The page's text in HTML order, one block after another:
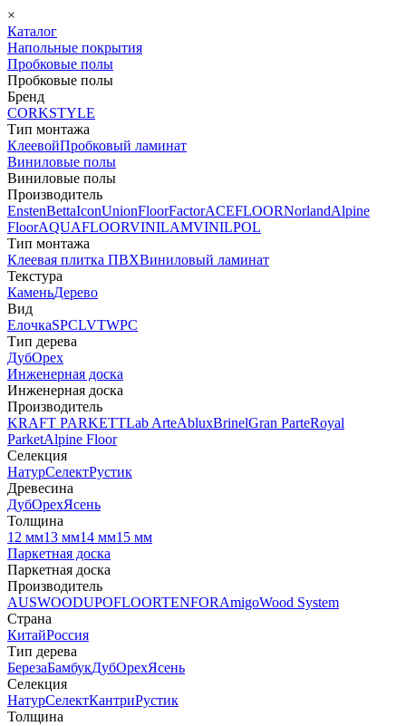
×
Каталог
Напольные покрытия
Пробковые полы
Пробковые полы
Бренд
CORKSTYLE
Тип монтажа
КлеевойПробковый ламинат
Виниловые полы
Виниловые полы
Производитель
EnstenBettaIconUnionFloorFactorACEFLOORNorlandAlpine
FloorAQUAFLOORVINILAMVINILPOL
Тип монтажа
Клеевая плитка ПВХВиниловый ламинат
Текстура
КаменьДерево
Вид
ЕлочкаSPCLVTWPC
Тип дерева
ДубОрех
Инженерная доска
Инженерная доска
Производитель
KRAFT PARKETTLab ArteAbluxBrinelGran ParteRoyal
ParketAlpine Floor
Селекция
НатурСелектРустик
Древесина
ДубОрехЯсень
Толщина
12 мм13 мм14 мм15 мм
Паркетная доска
Паркетная доска
Производитель
AUSWOODUPOFLOORTENFORAmigoWood System
Страна
КитайРоссия
Тип дерева
БерезаБамбукДубОрехЯсень
Селекция
НатурСелектКантриРустик
Толщина